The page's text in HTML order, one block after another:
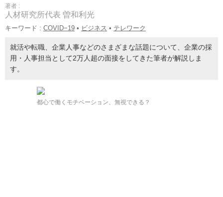
著者 :
人材研究所代表 曽和利光
キーワード : COVID−19 • ビジネス • テレワーク
就活や転職、企業人事などのさまざまな話題について、企業の採
用・人事担当として2万人超の面接をしてきた筆者が解説しま
す。
都心で働くモチベーション、無視できる？